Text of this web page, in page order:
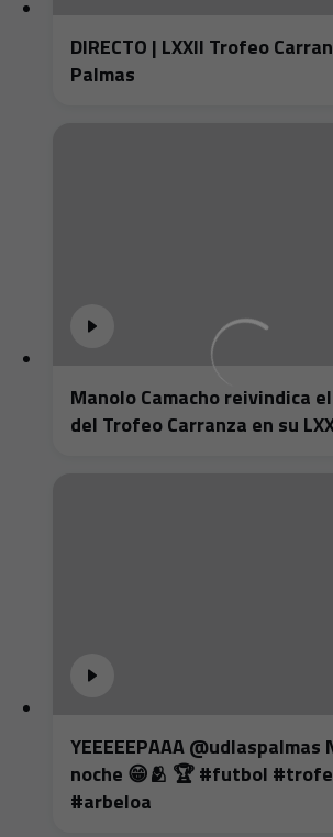
DIRECTO | LXXII Trofeo
Palmas
Manolo Camacho reivindica
del Trofeo Carranza en su
YEEEEEPAAA
noche 😁🫂 🏆 #futbol #trofeos #edit
#arbeloa